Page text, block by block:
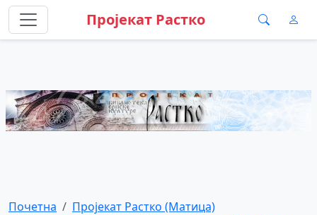
Пројекат Растко
Почетна
Пројекат Растко (Матица)